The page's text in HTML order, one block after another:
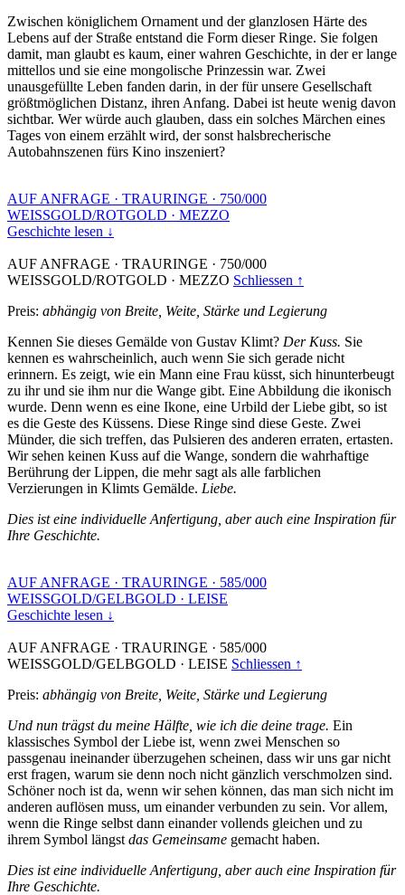
Zwischen königlichem Ornament und der glanzlosen Härte des
Lebens auf der Straße entstand die Form dieser Ringe. Sie folgen
damit, man glaubt es kaum, einer wahren Geschichte, in der er lange
mittellos und sie eine mongolische Prinzessin war. Zwei
unausgefüllte Leben fanden darin, in der für unsere Gesellschaft
größtmöglichen Distanz, ihren Anfang. Dabei ist heute wenig davon
sichtbar. Wer würde auch glauben, dass ein solches Märchen eines
Tages von einem erzählt wird, der sonst halsbrecherische
Autobahnszenen fürs Kino inszeniert?
AUF ANFRAGE · TRAURINGE · 750/000
WEISSGOLD/ROTGOLD · MEZZO
Geschichte lesen ↓
AUF ANFRAGE · TRAURINGE · 750/000
WEISSGOLD/ROTGOLD · MEZZO Schliessen ↑
Preis: abhängig von Breite, Weite, Stärke und Legierung
Kennen Sie dieses Gemälde von Gustav Klimt? Der Kuss. Sie
kennen es wahrscheinlich, auch wenn Sie sich gerade nicht
erinnern. Es zeigt, wie ein Mann eine Frau küsst, sich hinunterbeugt
zu ihr und sie ihm nur die Wange gibt. Eine Abbildung die ikonisch
wurde. Denn wenn es eine Ikone, eine Urbild der Liebe gibt, so ist
es die Geste des Küssens. Diese Ringe sind diese Geste. Zwei
Münder, die sich treffen, das Pulsieren des anderen erraten, ertasten.
Wir sehen keinen Kuss auf die Wange, sondern die wahrhaftige
Berührung der Lippen, die mehr sagt als alle farblichen
Verzierungen in Klimts Gemälde. Liebe.
Dies ist eine individuelle Anfertigung, aber auch eine Inspiration für
Ihre Geschichte.
AUF ANFRAGE · TRAURINGE · 585/000
WEISSGOLD/GELBGOLD · LEISE
Geschichte lesen ↓
AUF ANFRAGE · TRAURINGE · 585/000
WEISSGOLD/GELBGOLD · LEISE Schliessen ↑
Preis: abhängig von Breite, Weite, Stärke und Legierung
Und nun trägst du meine Hälfte, wie ich die deine trage. Ein
klassisches Symbol der Liebe ist, wenn zwei Menschen so
passgenau ineinander überzugehen scheinen, dass wir uns gar nicht
erst fragen, warum sie denn noch nicht gänzlich verschmolzen sind.
Schöner noch ist da, wenn wir sehen können, das man sich nicht im
anderen auflösen muss, um einander verbunden zu sein. Vor allem,
wenn die Ringe selbst dann einander vollends gleichen und zu
ihrem Symbol längst das Gemeinsame gemacht haben.
Dies ist eine individuelle Anfertigung, aber auch eine Inspiration für
Ihre Geschichte.